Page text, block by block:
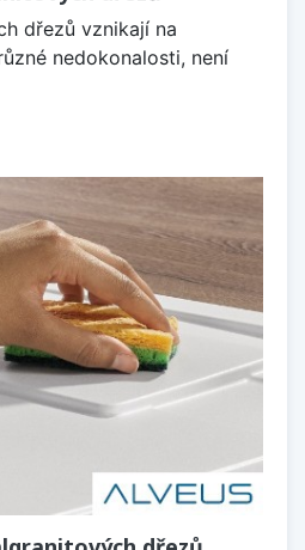
dřezů vznikají na
nedokonalosti, není